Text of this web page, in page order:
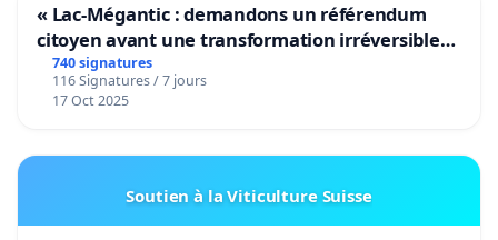
« Lac-Mégantic : demandons un référendum
citoyen avant une transformation irréversible
de notre territoire »
740 signatures
116 Signatures / 7 jours
17 Oct 2025
Soutien à la Viticulture Suisse